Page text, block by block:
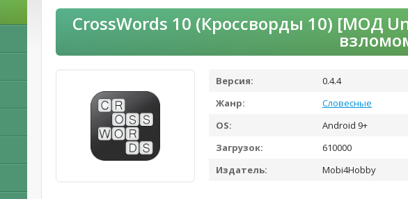
CrossWords 10 (Кроссворды 10) [МОД
Версия:
0.4.4
Жанр:
Словесные
OS:
Android 9+
Загрузок:
610000
Издатель:
Mobi4Hobby